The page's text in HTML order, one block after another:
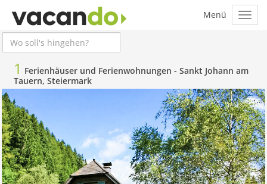
1 Ferienhäuser und Ferienwohnungen - Sankt Johann am
Tauern, Steiermark